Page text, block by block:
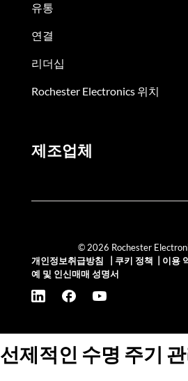
유통
연결
리더십
Rochester Electronics 위치
제조업체
© 2026 Rochester
개인정보취급방침
쿠키 정책 이용
예 및 인신매매 성명서
선제적인 수명 주기